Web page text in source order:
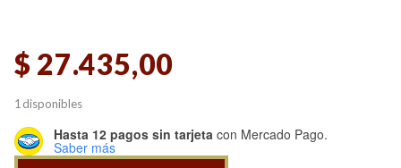
$ 27.435,00
1 disponibles
Hasta 12 pagos sin tarjeta con Mercado Pago.
Saber más